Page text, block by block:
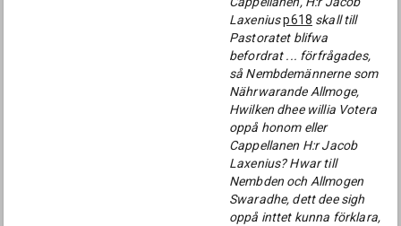
Laxeniusp618 skall till
Pastoratet blifwa
befordrat ... förfrågades,
så Nembdemännerne som
Nährwarande Allmoge,
Hwilken dhee willia Votera
oppå honom eller
Cappellanen H:r Jacob
Laxenius? Hwar till
Nembden och Allmogen
Swaradhe, dett dee sigh
oppå inttet kunna förklara,